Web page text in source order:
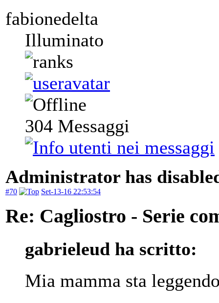
fabionedelta
Illuminato
304 Messaggi
Administrator has
#70 Set-13-16 22:53:54
Re: Cagliostro - Serie
gabrieleud ha scritto:
Mia mamma sta